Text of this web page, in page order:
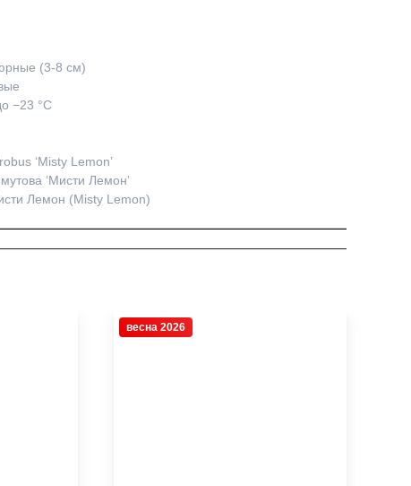
(3-8 см)
−23 °C
‘Misty Lemon’
‘Мисти Лемон’
Лемон (Misty Lemon)
весна 2026